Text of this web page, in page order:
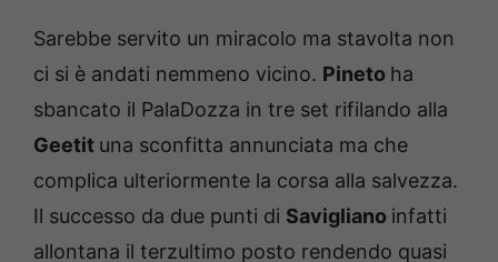
Sarebbe servito un miracolo ma stavolta non
ci si è andati nemmeno vicino. Pineto ha
sbancato il PalaDozza in tre set rifilando alla
Geetit una sconfitta annunciata ma che
complica ulteriormente la corsa alla salvezza.
Il successo da due punti di Savigliano infatti
allontana il terzultimo posto rendendo quasi